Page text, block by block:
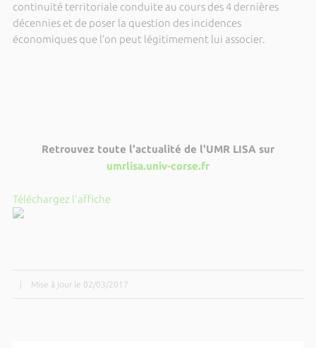
continuité territoriale conduite au cours des 4 dernières
décennies et de poser la question des incidences
économiques que l’on peut légitimement lui associer.
Retrouvez toute l'actualité de l'UMR LISA sur
umrlisa.univ-corse.fr
Téléchargez l'affiche
Mise à jour le 02/03/2017